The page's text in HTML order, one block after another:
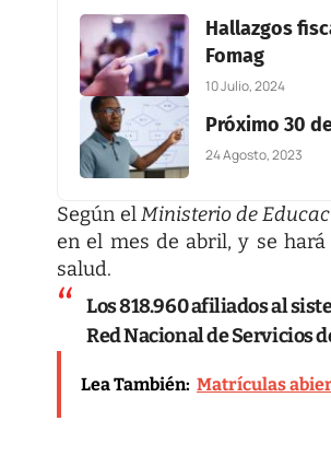
Hallazgos
Fomag
10 Julio, 2024
Próximo 30
24 Agosto, 2023
Según elMinisterio de
en el mes de abril, y se
salud.
Los 818.960 afiliados al
Red Nacional de Servicios
Lea También: Matrículas